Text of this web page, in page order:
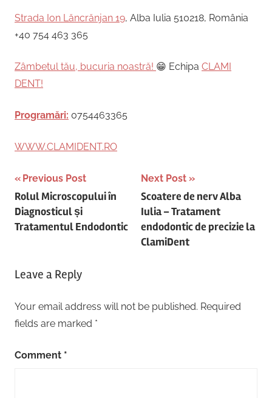
Strada Ion Lăncrănjan 19, Alba Iulia 510218, România
+40 754 463 365
Zâmbetul tău, bucuria noastră! 😁 Echipa CLAMI
DENT!
Programări: 0754463365
WWW.CLAMIDENT.RO
Post
navigation
Previous Post
Rolul Microscopului în
Diagnosticul și
Tratamentul Endodontic
Next Post
Scoatere de nerv Alba
Iulia – Tratament
endodontic de precizie la
ClamiDent
Leave a Reply
Your email address will not be published. Required
fields are marked *
Comment *